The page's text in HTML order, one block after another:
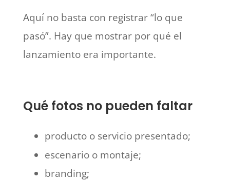
Aquí no basta con registrar “lo que
pasó”. Hay que mostrar por qué el
lanzamiento era importante.
Qué fotos no pueden faltar
producto o servicio presentado;
escenario o montaje;
branding;